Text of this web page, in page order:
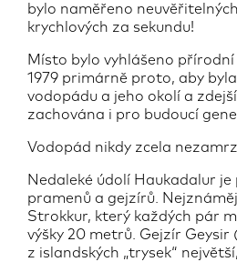
bylo naměřeno
krychlových za sekundu!
Místo bylo vyhlášeno přírodní
1979 primárně proto, aby
vodopádu a jeho okolí a
zachována i pro budoucí
Vodopád nikdy zcela
Nedaleké údolí Haukadalur je
pramenů a gejzírů.
Strokkur, který každých pár
výšky 20 metrů. Gejzír Geysir
z islandských „trysek“